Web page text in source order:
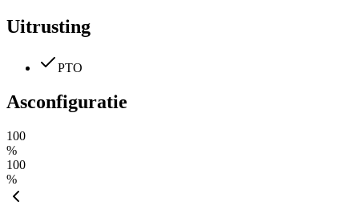
Uitrusting
PTO
Asconfiguratie
100
%
100
%